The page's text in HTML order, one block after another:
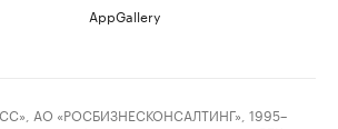
AppGallery
АО «РОСБИЗНЕСКОНСАЛТИНГ», 1995–